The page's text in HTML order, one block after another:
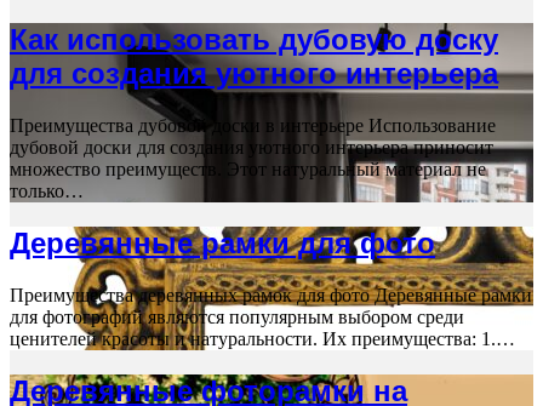
Как использовать дубовую доску
для создания уютного интерьера
Преимущества дубовой доски в интерьере Использование
дубовой доски для создания уютного интерьера приносит
множество преимуществ. Этот натуральный материал не
только…
Деревянные рамки для фото
Преимущества деревянных рамок для фото Деревянные рамки
для фотографий являются популярным выбором среди
ценителей красоты и натуральности. Их преимущества: 1.…
Деревянные фоторамки на